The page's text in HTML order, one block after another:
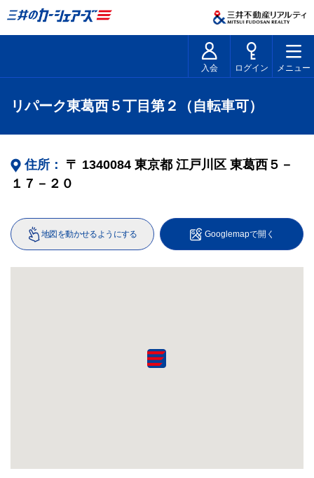
入会 ログイン メニュー
リパーク東葛西５丁目第２（自転車可）
住所： 〒 1340084 東京都 江戸川区 東葛西５－
１７－２０
地図を動かせるようにする Googlemapで開く